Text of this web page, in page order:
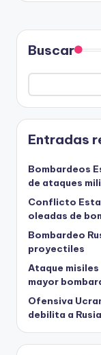
Buscar
Entradas
Bombardeos
de ataques
Conflicto
oleadas de
Bombardeo
proyectiles
Ataque
mayor
Ofensiva
debilita a Rusia